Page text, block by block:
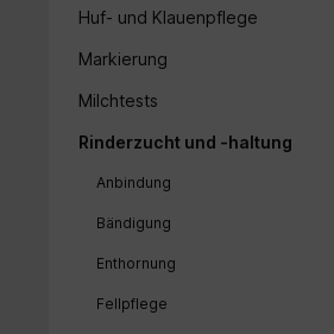
Huf- und Klauenpflege
Markierung
Milchtests
Rinderzucht und -haltung
Anbindung
Bändigung
Enthornung
Fellpflege